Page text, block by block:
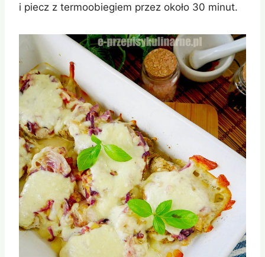
i piecz z termoobiegiem przez około 30 minut.